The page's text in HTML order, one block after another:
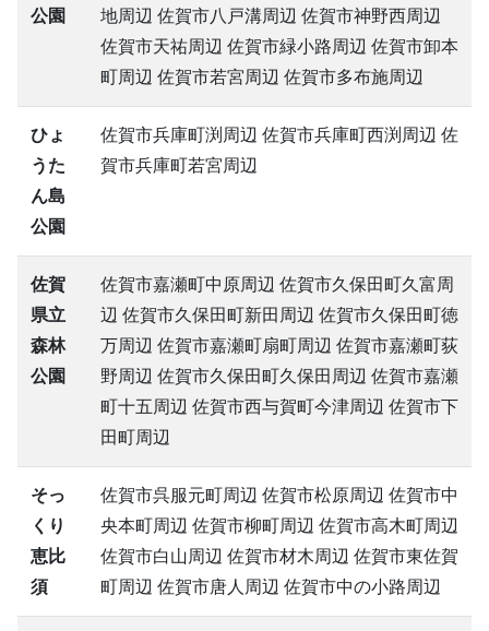
公園
地周辺 佐賀市八戸溝周辺 佐賀市神野西周辺
佐賀市天祐周辺 佐賀市緑小路周辺 佐賀市卸本
町周辺 佐賀市若宮周辺 佐賀市多布施周辺
ひょ
うた
ん島
公園
佐賀市兵庫町渕周辺 佐賀市兵庫町西渕周辺 佐
賀市兵庫町若宮周辺
佐賀
県立
森林
公園
佐賀市嘉瀬町中原周辺 佐賀市久保田町久富周
辺 佐賀市久保田町新田周辺 佐賀市久保田町徳
万周辺 佐賀市嘉瀬町扇町周辺 佐賀市嘉瀬町荻
野周辺 佐賀市久保田町久保田周辺 佐賀市嘉瀬
町十五周辺 佐賀市西与賀町今津周辺 佐賀市下
田町周辺
そっ
くり
恵比
須
佐賀市呉服元町周辺 佐賀市松原周辺 佐賀市中
央本町周辺 佐賀市柳町周辺 佐賀市高木町周辺
佐賀市白山周辺 佐賀市材木周辺 佐賀市東佐賀
町周辺 佐賀市唐人周辺 佐賀市中の小路周辺